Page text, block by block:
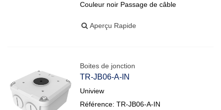
Couleur noir Passage de câble
Aperçu Rapide
Boites de jonction
TR-JB06-A-IN
Uniview
Référence: TR-JB06-A-IN